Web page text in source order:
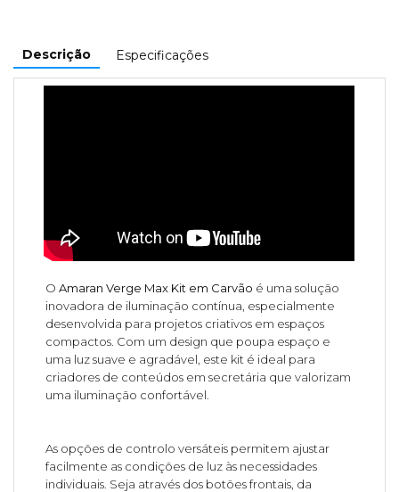
Descrição Especificações
OAmaran Verge Max Kit em Carvão é uma solução
inovadora de iluminação contínua, especialmente
desenvolvida para projetos criativos em espaços
compactos. Com um design que poupa espaço e
uma luz suave e agradável, este kit é ideal para
criadores de conteúdos em secretária que valorizam
uma iluminação confortável.
As opções de controlo versáteis permitem ajustar
facilmente as condições de luz às necessidades
individuais. Seja através dos botões frontais, da